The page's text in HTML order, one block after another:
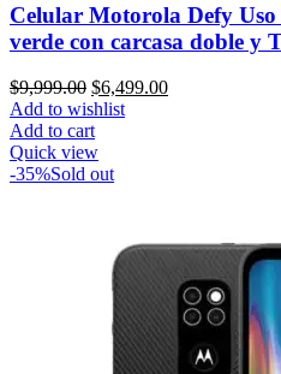
Celular Motorola Defy
verde con carcasa doble y
$9,999.00 Original
price
was:
$9,999.00.
$6,499.00Current
Add to wishlist
Add to cart
Quick view
-35%Sold out